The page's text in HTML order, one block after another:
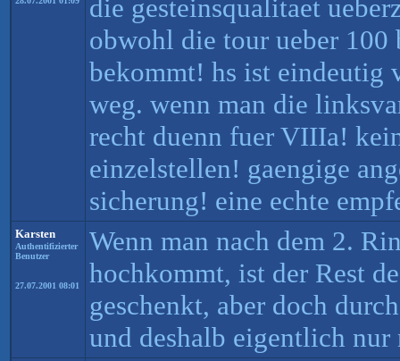
die gesteinsqualitaet
obwohl die tour ueber 100
bekommt! hs ist eindeutig
weg. wenn man die
recht duenn fuer VIIIa!
einzelstellen! gaengige
sicherung! eine echte
Karsten
Authentifizierter
Benutzer
27.07.2001 08:01
Wenn man nach dem 2.
hochkommt, ist der Rest
geschenkt, aber doch
und deshalb eigentlich nur